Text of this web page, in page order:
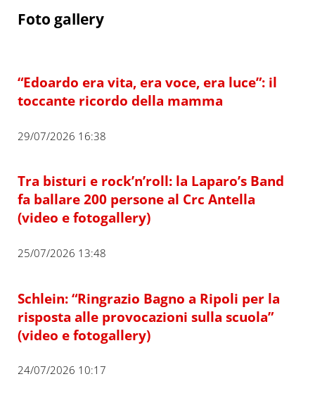
Foto gallery
“Edoardo era vita, era voce, era luce”: il
toccante ricordo della mamma
29/07/2026 16:38
Tra bisturi e rock’n’roll: la Laparo’s Band
fa ballare 200 persone al Crc Antella
(video e fotogallery)
25/07/2026 13:48
Schlein: “Ringrazio Bagno a Ripoli per la
risposta alle provocazioni sulla scuola”
(video e fotogallery)
24/07/2026 10:17